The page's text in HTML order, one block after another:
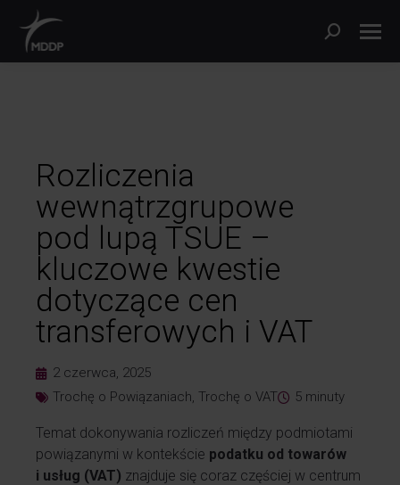
Rozliczenia
wewnątrzgrupowe
pod lupą TSUE –
kluczowe kwestie
dotyczące cen
transferowych i VAT
2 czerwca, 2025
Trochę o Powiązaniach, Trochę o VAT 5 minuty
Temat dokonywania rozliczeń między podmiotami
powiązanymi w kontekście podatku od towarów
i usług (VAT) znajduje się coraz częściej w centrum